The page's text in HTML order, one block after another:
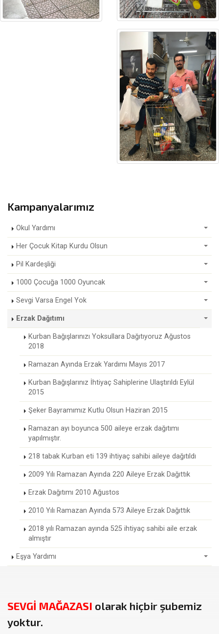
Kampanyalarımız
Okul Yardımı
Her Çocuk Kitap Kurdu Olsun
Pil Kardeşliği
1000 Çocuğa 1000 Oyuncak
Sevgi Varsa Engel Yok
Erzak Dağıtımı
Kurban Bağışlarınızı Yoksullara Dağıtıyoruz Ağustos
2018
Ramazan Ayında Erzak Yardımı Mayıs 2017
Kurban Bağışlarınız İhtiyaç Sahiplerine Ulaştırıldı Eylül
2015
Şeker Bayramımız Kutlu Olsun Haziran 2015
Ramazan ayı boyunca 500 aileye erzak dağıtımı
yapılmıştır.
218 tabak Kurban eti 139 ihtiyaç sahibi aileye dağıtıldı
2009 Yılı Ramazan Ayında 220 Aileye Erzak Dağıttık
Erzak Dağıtımı 2010 Ağustos
2010 Yılı Ramazan Ayında 573 Aileye Erzak Dağıttık
2018 yılı Ramazan ayında 525 ihtiyaç sahibi aile erzak
almıştır
Eşya Yardımı
SEVGİ MAĞAZASI olarak hiçbir şubemiz
yoktur.